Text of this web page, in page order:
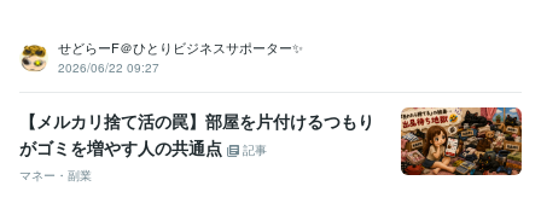
せどらーF＠ひとりビジネスサポーター✨
2026/06/22 09:27
【メルカリ捨て活の罠】部屋を片付けるつもり
がゴミを増やす人の共通点
記事
マネー・副業